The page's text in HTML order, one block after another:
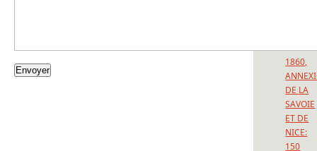
dans
1860,
DE LA
SAVOIE
ET DE
NICE:
150